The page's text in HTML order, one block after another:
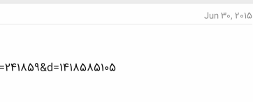
Jun 30, 2015